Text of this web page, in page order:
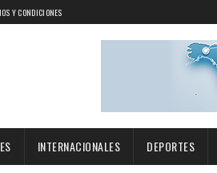
Y CONDICIONES
INTERNACIONALES DEPORTES